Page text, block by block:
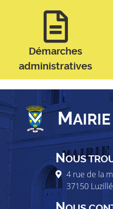
Démarches
administratives
M
NOUS
4 rue de la
37150 Luzillé